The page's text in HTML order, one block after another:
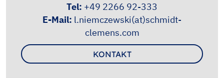
Tel: +49 2266 92-333
E-Mail: l.niemczewski(at)schmidt-
clemens.com
KONTAKT